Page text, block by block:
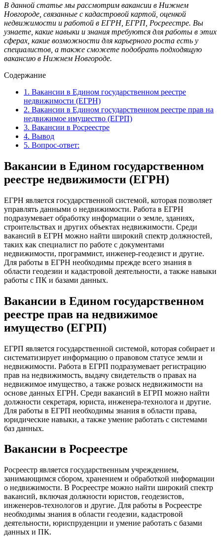
В данной статье мы рассмотрим вакансии в Нижнем
Новгороде, связанные с кадастровой картой, оценкой
недвижимости и работой в ЕГРН, ЕГРП, Росреестре. Вы
узнаете, какие навыки и знания требуются для работы в этих
сферах, какие возможности для карьерного роста есть у
специалистов, а также сможете подобрать подходящую
вакансию в Нижнем Новгороде.
Содержание
1. Вакансии в Едином государственном реестре
недвижимости (ЕГРН)
2. Вакансии в Едином государственном реестре прав на
недвижимое имущество (ЕГРП)
3. Вакансии в Росреестре
4. Вывод
5. Вопрос-ответ:
Вакансии в Едином государственном
реестре недвижимости (ЕГРН)
ЕГРН является государственной системой, которая позволяет
управлять данными о недвижимости. Работа в ЕГРН
подразумевает обработку информации о земле, зданиях,
строительствах и других объектах недвижимости. Среди
вакансий в ЕГРН можно найти широкий спектр должностей,
таких как специалист по работе с документами
недвижимости, программист, инженер-геодезист и другие.
Для работы в ЕГРН необходимы прежде всего знания в
области геодезии и кадастровой деятельности, а также навыки
работы с ПК и базами данных.
Вакансии в Едином государственном
реестре прав на недвижимое
имущество (ЕГРП)
ЕГРП является государственной системой, которая собирает и
систематизирует информацию о правовом статусе земли и
недвижимости. Работа в ЕГРП подразумевает регистрацию
прав на недвижимость, выдачу свидетельств о правах на
недвижимое имущество, а также розыск недвижимости на
основе данных ЕГРН. Среди вакансий в ЕГРП можно найти
должности секретаря, юриста, инженера-технолога и другие.
Для работы в ЕГРП необходимы знания в области права,
юридические навыки, а также умение работать с системами
баз данных.
Вакансии в Росреестре
Росреестр является государственным учреждением,
занимающимся сбором, хранением и обработкой информации
о недвижимости. В Росреестре можно найти широкий спектр
вакансий, включая должности юристов, геодезистов,
инженеров-технологов и другие. Для работы в Росреестре
необходимы знания в области геодезии, кадастровой
деятельности, юриспруденции и умение работать с базами
данных и ПК.